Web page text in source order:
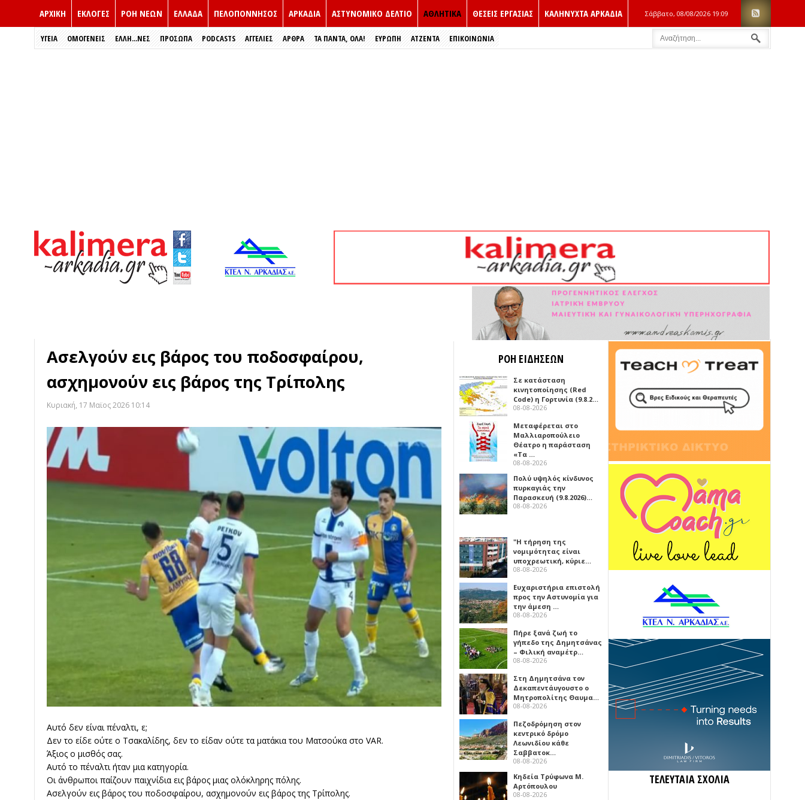
ΑΡΧΙΚΗ ΕΚΛΟΓΈΣ ΡΟΗ ΝΕΩΝ ΕΛΛΑΔΑ ΠΕΛΟΠΟΝΝΗΣΟΣ ΑΡΚΑΔΙΑ ΑΣΤΥΝΟΜΙΚΟ ΔΕΛΤΙΟ ΑΘΛΗΤΙΚΑ ΘΕΣΕΙΣ ΕΡΓΑΣΙΑΣ ΚΑΛΗΝΥΧΤΑ ΑΡΚΑΔΙΑ Σάββατο, 08/08/2026 19:09
ΥΓΕΙΑ ΟΜΟΓΕΝΕΙΣ ΈΛΛΗ...ΝΕΣ ΠΡΌΣΩΠΑ PODCASTS ΑΓΓΕΛΙΕΣ ΑΡΘΡΑ ΤΑ ΠΑΝΤΑ, ΟΛΑ! ΕΥΡΏΠΗ ΑΤΖΕΝΤΑ ΕΠΙΚΟΙΝΩΝΙΑ
Ασελγούν εις βάρος του ποδοσφαίρου,
ασχημονούν εις βάρος της Τρίπολης
Κυριακή, 17 Μαϊος 2026 10:14
Αυτό δεν είναι πέναλτι, ε;
Δεν το είδε ούτε ο Τσακαλίδης, δεν το είδαν ούτε τα ματάκια του Ματσούκα στο VAR.
Άξιος ο μισθός σας.
Αυτό το πέναλτι ήταν μια κατηγορία.
Οι άνθρωποι παίζουν παιχνίδια εις βάρος μιας ολόκληρης πόλης.
Ασελγούν εις βάρος του ποδοσφαίρου, ασχημονούν εις βάρος της Τρίπολης.
ΡΟΗ ΕΙΔΗΣΕΩΝ
Σε κατάσταση
κινητοποίησης (Red
Code) η Γορτυνία (9.8.2…
08-08-2026
Μεταφέρεται στο
Μαλλιαροπούλειο
Θέατρο η παράσταση
«Τα …
08-08-2026
Πολύ υψηλός κίνδυνος
πυρκαγιάς την
Παρασκευή (9.8.2026)…
08-08-2026
"Η τήρηση της
νομιμότητας είναι
υποχρεωτική, κύριε…
08-08-2026
Ευχαριστήρια επιστολή
προς την Αστυνομία για
την άμεση …
08-08-2026
Πήρε ξανά ζωή το
γήπεδο της Δημητσάνας
– Φιλική αναμέτρ…
08-08-2026
Στη Δημητσάνα τον
Δεκαπεντάυγουστο ο
Μητροπολίτης Θαυμα…
08-08-2026
Πεζοδρόμηση στον
κεντρικό δρόμο
Λεωνιδίου κάθε
Σαββατοκ…
08-08-2026
Κηδεία Τρύφωνα Μ.
Αρτόπουλου
08-08-2026
ΤΕΛΕΥΤΑΙΑ ΣΧΟΛΙΑ